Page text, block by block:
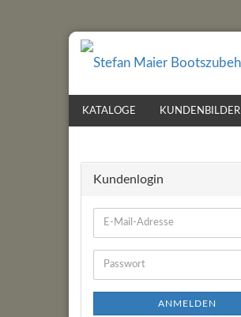
KATALOGE KUNDENBILDER
Kundenlogin
E-
Mail-
Adresse
Passwort
ANMELDEN